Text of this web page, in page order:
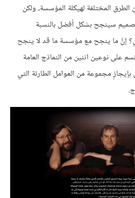
المختلفة لهيكلة المؤسسة، ولكن
سينجح بشكل أفضل بالنسبة
إنَّ ما ينجح مع مؤسسة ما قد لا ينجح
على نوعين اثنين من النماذج العامة
مجموعة من العوامل الطارئة التي